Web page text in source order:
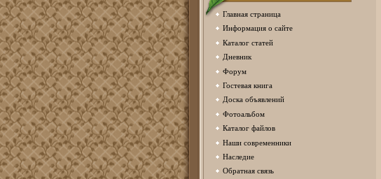
Главная страница
Информация о сайте
Каталог статей
Дневник
Форум
Гостевая книга
Доска объявлений
Фотоальбом
Каталог файлов
Наши современники
Наследие
Обратная связь